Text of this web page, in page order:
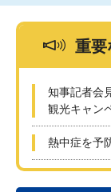
重要
知事記者会
観光キャン
熱中症を予